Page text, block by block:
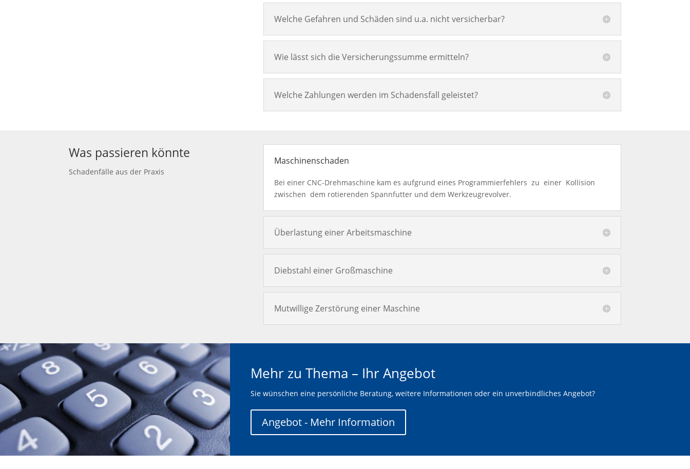
Welche Gefahren und Schäden sind u.a. nicht versicherbar?
Wie lässt sich die Versicherungssumme ermitteln?
Welche Zahlungen werden im Schadensfall geleistet?
Was passieren könnte
Schadenfälle aus der Praxis
Maschinenschaden
Bei einer CNC-Drehmaschine kam es aufgrund eines Programmierfehlers zu einer Kollision
zwischen dem rotierenden Spannfutter und dem Werkzeugrevolver.
Überlastung einer Arbeitsmaschine
Diebstahl einer Großmaschine
Mutwillige Zerstörung einer Maschine
Mehr zu Thema – Ihr Angebot
Sie wünschen eine persönliche Beratung, weitere Informationen oder ein unverbindliches Angebot?
Angebot - Mehr Information